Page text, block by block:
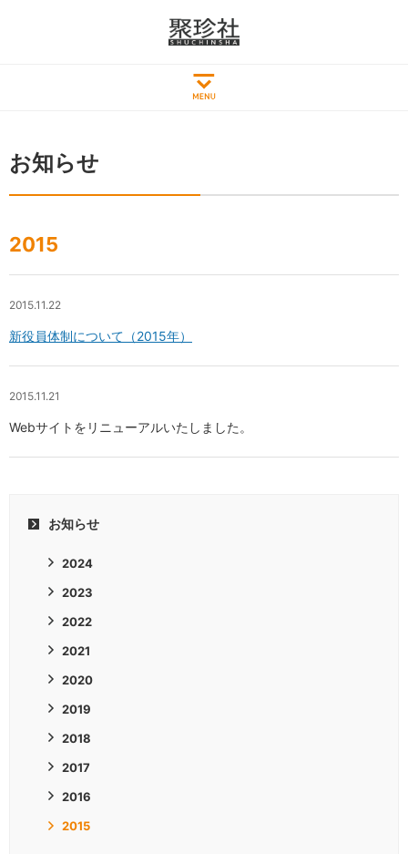
お知らせ
2015
2015.11.22
新役員体制について（2015年）
2015.11.21
Webサイトをリニューアルいたしました。
お知らせ
2024
2023
2022
2021
2020
2019
2018
2017
2016
2015